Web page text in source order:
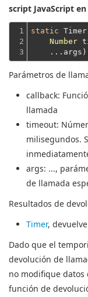
script JavaScript
1
2
3
static
Number
Parámetros de
callback:
llamada
timeout:
milisegundos.
args: ...,
de llamada
Resultados de
Timer,
Dado que el
devolución de
no modifique datos
función de